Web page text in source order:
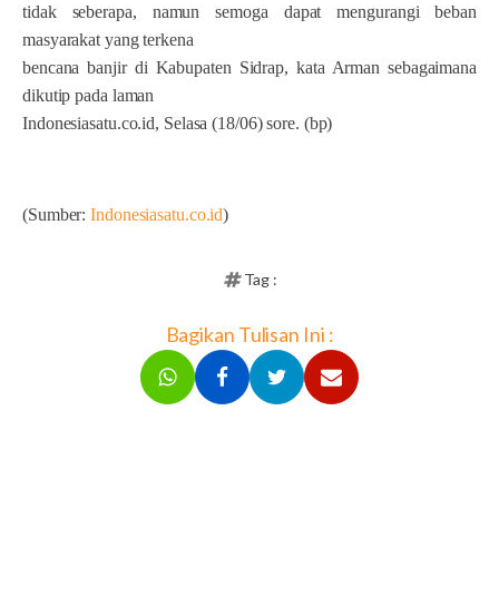
tidak seberapa, namun semoga dapat mengurangi beban
masyarakat yang terkena
bencana banjir di Kabupaten Sidrap, kata Arman sebagaimana
dikutip pada laman
Indonesiasatu.co.id, Selasa (18/06) sore. (bp)
(Sumber:Indonesiasatu.co.id)
Tag :
Bagikan Tulisan Ini :